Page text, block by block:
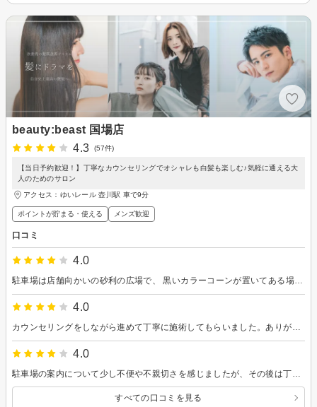
beauty:beast 国場店
4.3
(57件)
【当日予約歓迎！】丁寧なカウンセリングでオシャレも白髪も楽しむ♪気軽に通える大
人のためのサロン
アクセス：ゆいレール 壺川駅 車で9分
ポイントが貯まる・使える メンズ歓迎
口コミ
4.0
駐車場は店舗向かいの砂利の広場で、 黒いカラーコーンが置いてある場所が対象です。
4.0
4.0
すべての口コミを見る